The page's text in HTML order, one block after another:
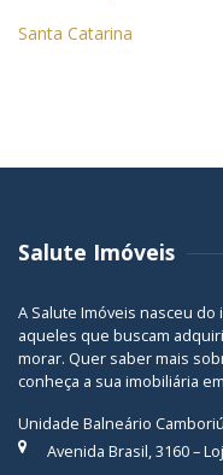
Santa Catarina
Salute Imóveis
A Salute Imóveis nasceu
aqueles que buscam
morar. Quer saber mais
conheça a sua imobiliária
Unidade Balneário Camboriú
Avenida Brasil, 3160 –